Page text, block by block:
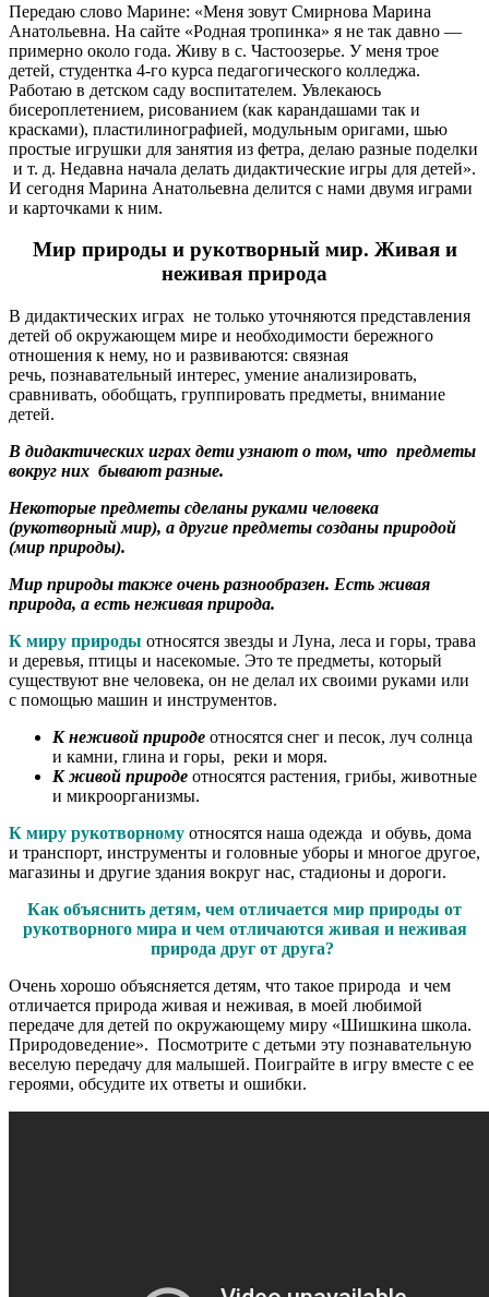
Передаю слово Марине: «Меня зовут Смирнова Марина
Анатольевна. На сайте «Родная тропинка» я не так давно —
примерно около года. Живу в с. Частоозерье. У меня трое
детей, студентка 4-го курса педагогического колледжа.
Работаю в детском саду воспитателем. Увлекаюсь
бисероплетением, рисованием (как карандашами так и
красками), пластилинографией, модульным оригами, шью
простые игрушки для занятия из фетра, делаю разные поделки
и т. д. Недавна начала делать дидактические игры для детей».
И сегодня Марина Анатольевна делится с нами двумя играми
и карточками к ним.
Мир природы и рукотворный мир. Живая и
неживая природа
В дидактических играх не только уточняются представления
детей об окружающем мире и необходимости бережного
отношения к нему, но и развиваются: связная
речь, познавательный интерес, умение анализировать,
сравнивать, обобщать, группировать предметы, внимание
детей.
В дидактических играх дети узнают о том, что предметы
вокруг них бывают разные.
Некоторые предметы сделаны руками человека
(рукотворный мир), а другие предметы созданы природой
(мир природы).
Мир природы также очень разнообразен. Есть живая
природа, а есть неживая природа.
К миру природы относятся звезды и Луна, леса и горы, трава
и деревья, птицы и насекомые. Это те предметы, который
существуют вне человека, он не делал их своими руками или
с помощью машин и инструментов.
К неживой природе относятся снег и песок, луч солнца
и камни, глина и горы, реки и моря.
К живой природе относятся растения, грибы, животные
и микроорганизмы.
К миру рукотворному относятся наша одежда и обувь, дома
и транспорт, инструменты и головные уборы и многое другое,
магазины и другие здания вокруг нас, стадионы и дороги.
Как объяснить детям, чем отличается мир природы от
рукотворного мира и чем отличаются живая и неживая
природа друг от друга?
Очень хорошо объясняется детям, что такое природа и чем
отличается природа живая и неживая, в моей любимой
передаче для детей по окружающему миру «Шишкина школа.
Природоведение». Посмотрите с детьми эту познавательную
веселую передачу для малышей. Поиграйте в игру вместе с ее
героями, обсудите их ответы и ошибки.